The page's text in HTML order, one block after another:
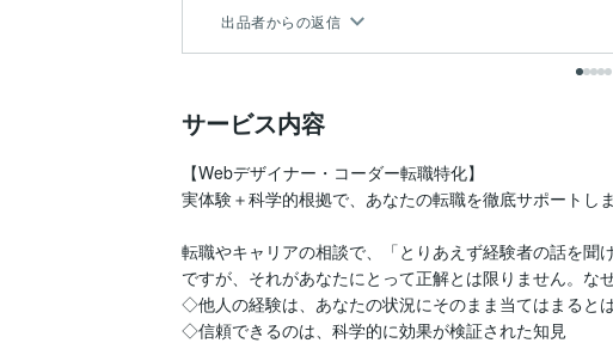
出品者からの返信
サービス内容
【Webデザイナー・コーダー転職特化】
実体験＋科学的根拠で、あなたの転職を徹底サポートし
転職やキャリアの相談で、「とりあえず経験者の話を聞
ですが、それがあなたにとって正解とは限りません。
◇他人の経験は、あなたの状況にそのまま当てはまると
◇信頼できるのは、科学的に効果が検証された知見